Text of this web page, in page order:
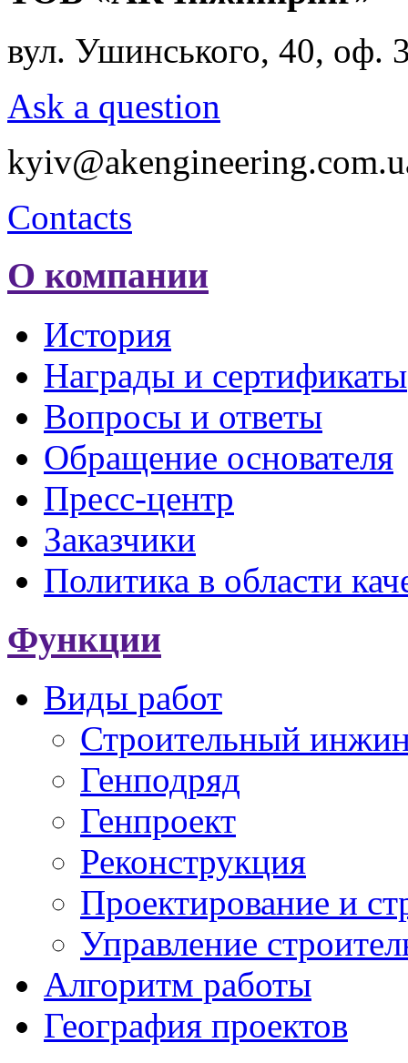
вул. Ушинського, 40, оф.
Ask a question
Contacts
О компании
История
Награды и сертификаты
Вопросы и ответы
Обращение основателя
Пресс-центр
Заказчики
Политика в области
Функции
Виды работ
Строительный
Генподряд
Генпроект
Реконструкция
Проектирование и
Управление
Алгоритм работы
География проектов